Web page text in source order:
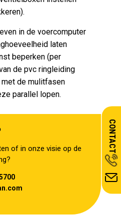
in de voercomputer
laten
beperken (per
de pvc ringleiding
de mulitfasen
parallel lopen.
of in onze visie op de
CONTACT